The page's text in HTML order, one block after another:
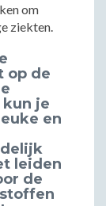
om
ziekten.
op de
je
en
leiden
de